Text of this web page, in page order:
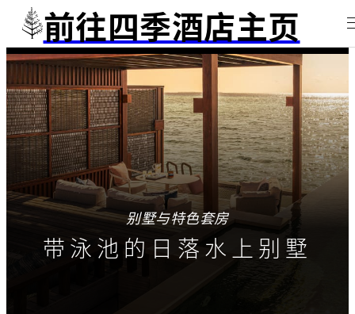
前往四季酒店主页
别墅与特色套房
带泳池的日落水上别墅